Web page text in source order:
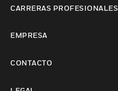
CARRERAS PROFESIONALES
EMPRESA
CONTACTO